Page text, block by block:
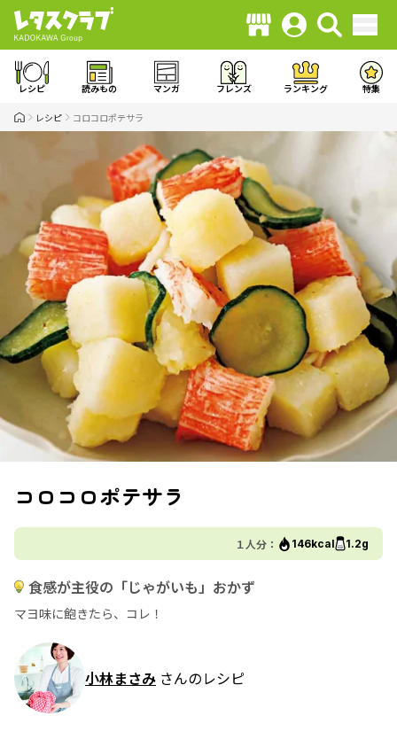
レシピ 読みもの マンガ フレンズ ランキング 特集
レシピ コロコロポテサラ
コロコロポテサラ
１人分： 146kcal 1.2g
食感が主役の「じゃがいも」おかず
マヨ味に飽きたら、コレ！
小林まさみ さんのレシピ